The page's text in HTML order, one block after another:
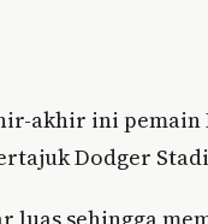
akhir ini pemain
Dodger